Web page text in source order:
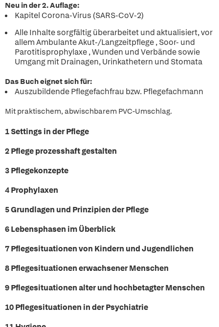
Neu in der 2. Auflage:
Kapitel Corona-Virus (SARS-CoV-2)
Alle Inhalte sorgfältig überarbeitet und aktualisiert, vor
allem Ambulante Akut-/Langzeitpflege , Soor- und
Parotitisprophylaxe , Wunden und Verbände sowie
Umgang mit Drainagen, Urinkathetern und Stomata
Das Buch eignet sich für:
Auszubildende Pflegefachfrau bzw. Pflegefachmann
Mit praktischem, abwischbarem PVC-Umschlag.
1 Settings in der Pflege
2 Pflege prozesshaft gestalten
3 Pflegekonzepte
4 Prophylaxen
5 Grundlagen und Prinzipien der Pflege
6 Lebensphasen im Überblick
7 Pflegesituationen von Kindern und Jugendlichen
8 Pflegesituationen erwachsener Menschen
9 Pflegesituationen alter und hochbetagter Menschen
10 Pflegesituationen in der Psychiatrie